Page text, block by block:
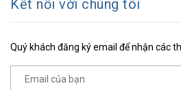
Kết nối với chúng tôi
Quý khách đăng ký email để nhận các